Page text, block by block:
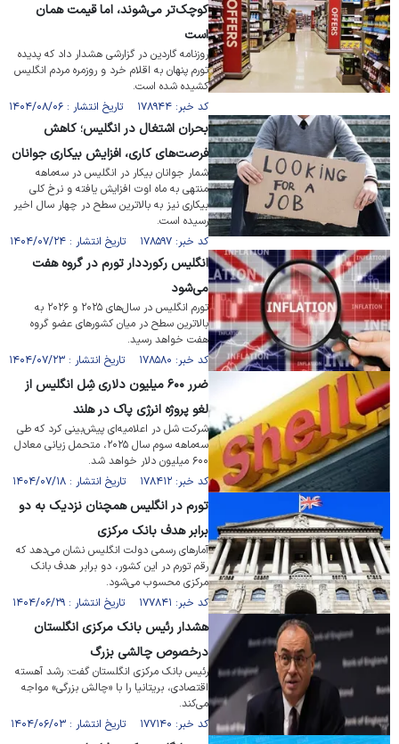
کوچک‌تر می‌شوند، اما قیمت همان
است
روزنامه گاردین در گزارشی هشدار داد که پدیده
تورم پنهان به اقلام خرد و روزمره مردم انگلیس
کشیده شده است.
کد خبر: ۱۷۸۹۴۴ تاریخ انتشار : ۱۴۰۴/۰۸/۰۶
بحران اشتغال در انگلیس؛ کاهش
فرصت‌های کاری، افزایش بیکاری جوانان
شمار جوانان بیکار در انگلیس در سه‌ماهه
منتهی به ماه اوت افزایش یافته و نرخ کلی
بیکاری نیز به بالاترین سطح در چهار سال اخیر
رسیده است.
کد خبر: ۱۷۸۵۹۷ تاریخ انتشار : ۱۴۰۴/۰۷/۲۴
انگلیس رکورددار تورم در گروه هفت
می‌شود
تورم انگلیس در سال‌های ۲۰۲۵ و ۲۰۲۶ به
بالاترین سطح در میان کشور‌های عضو گروه
هفت خواهد رسید.
کد خبر: ۱۷۸۵۸۰ تاریخ انتشار : ۱۴۰۴/۰۷/۲۳
ضرر ۶۰۰ میلیون دلاری شِل انگلیس از
لغو پروژه انرژی پاک در هلند
شرکت شل در اعلامیه‌ای پیش‌بینی کرد که طی
سه‌ماهه سوم سال ۲۰۲۵، متحمل زیانی معادل
۶۰۰ میلیون دلار خواهد شد.
کد خبر: ۱۷۸۴۱۲ تاریخ انتشار : ۱۴۰۴/۰۷/۱۸
تورم در انگلیس همچنان نزدیک به دو
برابر هدف بانک مرکزی
آمار‌های رسمی دولت انگلیس نشان می‌دهد که
رقم تورم در این کشور، دو برابر هدف بانک
مرکزی محسوب می‌شود.
کد خبر: ۱۷۷۸۴۱ تاریخ انتشار : ۱۴۰۴/۰۶/۲۹
هشدار رئیس بانک مرکزی انگلستان
درخصوص چالشی بزرگ
رئیس بانک مرکزی انگلستان گفت: رشد آهسته
اقتصادی، بریتانیا را با «چالش بزرگی» مواجه
می‌کند.
کد خبر: ۱۷۷۱۴۰ تاریخ انتشار : ۱۴۰۴/۰۶/۰۳